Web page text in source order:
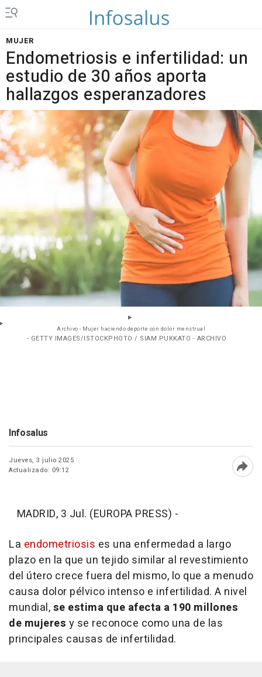
MUJER
Endometriosis e infertilidad: un
estudio de 30 años aporta
hallazgos esperanzadores
Archivo - Mujer haciendo deporte con dolor menstrual
- GETTY IMAGES/ISTOCKPHOTO / SIAM PUKKATO - ARCHIVO
Infosalus
Jueves, 3 julio 2025
Actualizado: 09:12
MADRID, 3 Jul. (EUROPA PRESS) -
La endometriosis es una enfermedad a largo
plazo en la que un tejido similar al revestimiento
del útero crece fuera del mismo, lo que a menudo
causa dolor pélvico intenso e infertilidad. A nivel
mundial,se estima que afecta a 190 millones
de mujeres y se reconoce como una de las
principales causas de infertilidad.